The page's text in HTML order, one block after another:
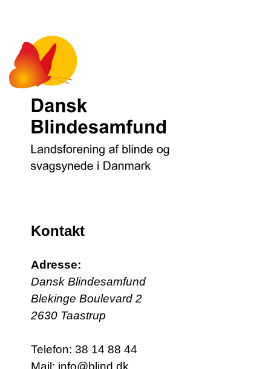
Kontakt
Adresse:
Dansk Blindesamfund
Blekinge Boulevard 2
2630 Taastrup
Telefon: 38 14 88 44
Mail: info@blind.dk